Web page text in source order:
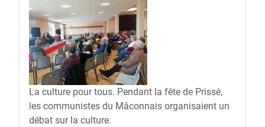
La culture pour tous. Pendant la fête de Prissé,
les communistes du Mâconnais organisaient un
débat sur la culture.